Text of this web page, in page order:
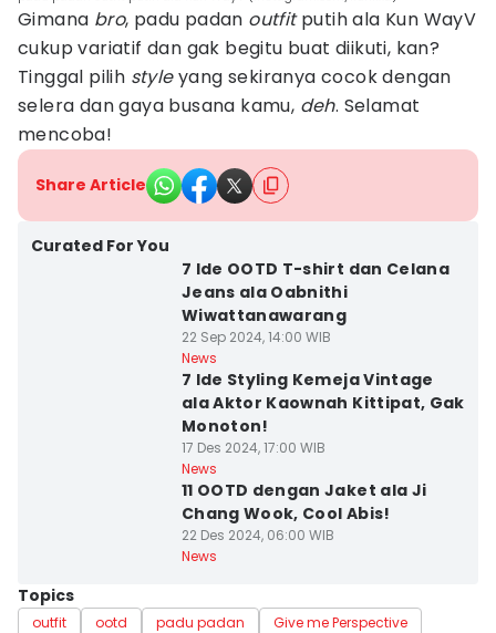
Gimana bro, padu padan outfitputih ala Kun WayV
cukup variatif dan gak begitu buat diikuti, kan?
Tinggal pilih styleyang sekiranya cocok dengan
selera dan gaya busana kamu, deh. Selamat
mencoba!
Share Article
Curated For You
7 Ide OOTD T-shirt dan Celana
Jeans ala Oabnithi
Wiwattanawarang
22 Sep 2024, 14:00 WIB
News
7 Ide Styling Kemeja Vintage
ala Aktor Kaownah Kittipat, Gak
Monoton!
17 Des 2024, 17:00 WIB
News
11 OOTD dengan Jaket ala Ji
Chang Wook, Cool Abis!
22 Des 2024, 06:00 WIB
News
Topics
outfit ootd padu padan
Give me Perspective